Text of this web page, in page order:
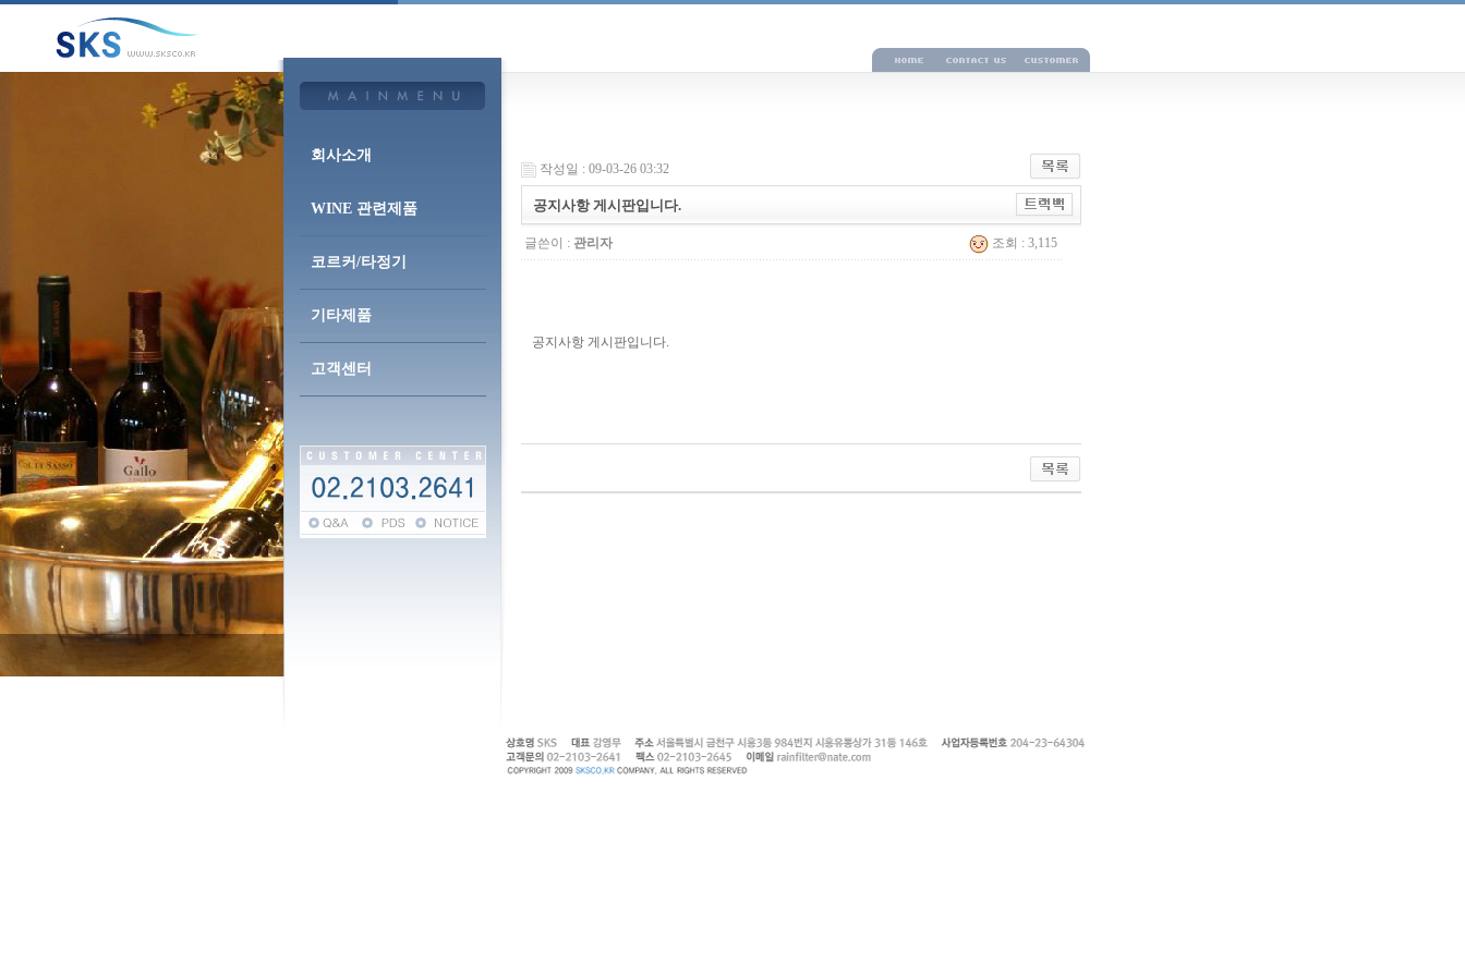
회사소개
WINE 관련제품
코르커/타정기
기타제품
고객센터
작성일 : 09-03-26 03:32
공지사항 게시판입니다.
글쓴이 : 관리자 조회 : 3,115
공지사항 게시판입니다.